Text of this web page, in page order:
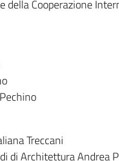
della Cooperazione
Treccani
di Architettura Andrea